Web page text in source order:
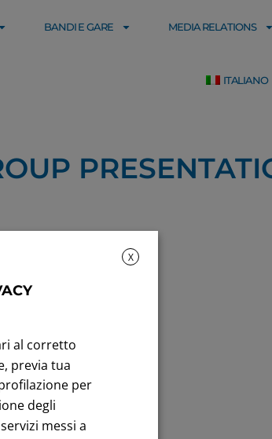
BANDI E GARE MEDIA RELATIONS
ITALIANO
X
al corretto
previa tua
per
degli
messi a